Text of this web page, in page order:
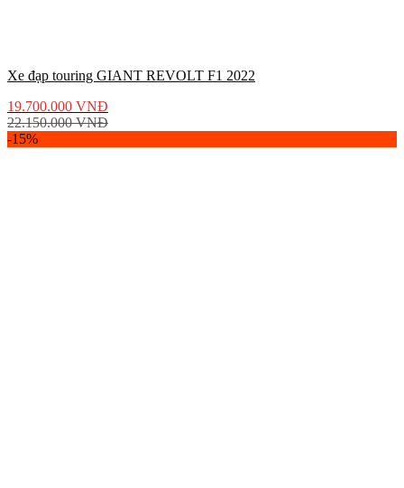
Xe đạp touring GIANT REVOLT F1 2022
19.700.000 VNĐ
22.150.000VNĐ
-15%